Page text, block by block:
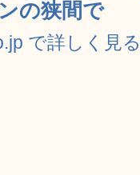
の狭間で
で詳しく見